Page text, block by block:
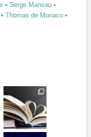
• Serge Mansau •
• Thomas de Monaco •